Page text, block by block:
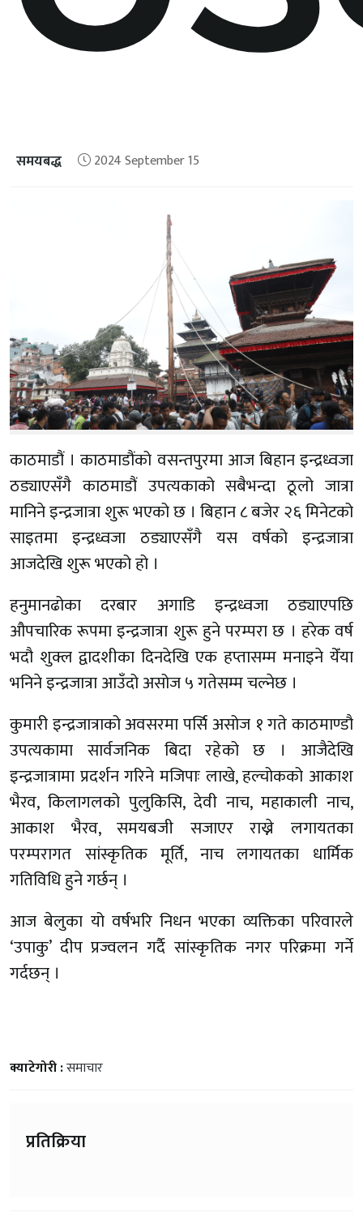
समयबद्ध 2024 September 15
काठमाडौं । काठमाडौंको वसन्तपुरमा आज बिहान इन्द्रध्वजा
ठड्याएसँगै काठमाडौं उपत्यकाको सबैभन्दा ठूलो जात्रा
मानिने इन्द्रजात्रा शुरू भएको छ । बिहान ८ बजेर २६ मिनेटको
साइतमा इन्द्रध्वजा ठड्याएसँगै यस वर्षको इन्द्रजात्रा
आजदेखि शुरू भएको हो ।
हनुमानढोका दरबार अगाडि इन्द्रध्वजा ठड्याएपछि
औपचारिक रूपमा इन्द्रजात्रा शुरू हुने परम्परा छ । हरेक वर्ष
भदौ शुक्ल द्वादशीका दिनदेखि एक हप्तासम्म मनाइने येँया
भनिने इन्द्रजात्रा आउँदो असोज ५ गतेसम्म चल्नेछ ।
कुमारी इन्द्रजात्राको अवसरमा पर्सि असोज १ गते काठमाण्डौ
उपत्यकामा सार्वजनिक बिदा रहेको छ । आजैदेखि
इन्द्रजात्रामा प्रदर्शन गरिने मजिपाः लाखे, हल्चोकको आकाश
भैरव, किलागलको पुलुकिसि, देवी नाच, महाकाली नाच,
आकाश भैरव, समयबजी सजाएर राख्ने लगायतका
परम्परागत सांस्कृतिक मूर्ति, नाच लगायतका धार्मिक
गतिविधि हुने गर्छन् ।
आज बेलुका यो वर्षभरि निधन भएका व्यक्तिका परिवारले
‘उपाकु’ दीप प्रज्वलन गर्दै सांस्कृतिक नगर परिक्रमा गर्ने
गर्दछन् ।
क्याटेगोरी :समाचार
प्रतिक्रिया